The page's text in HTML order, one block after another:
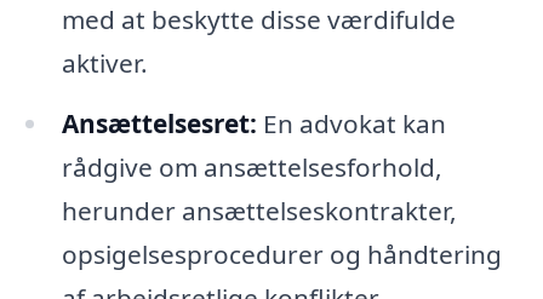
med at beskytte disse værdifulde
aktiver.
Ansættelsesret: En advokat kan
rådgive om ansættelsesforhold,
herunder ansættelseskontrakter,
opsigelsesprocedurer og håndtering